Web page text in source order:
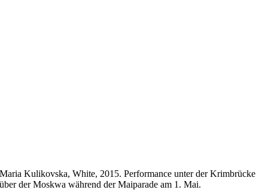
Maria Kulikovska, White, 2015. Performance unter der Krimbrücke
über der Moskwa während der Maiparade am 1. Mai.